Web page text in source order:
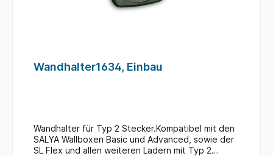
Wandhalter1634, Einbau
Wandhalter für Typ 2 Stecker.Kompatibel mit den
SALYA Wallboxen Basic und Advanced, sowie der
SL Flex und allen weiteren Ladern mit Typ 2